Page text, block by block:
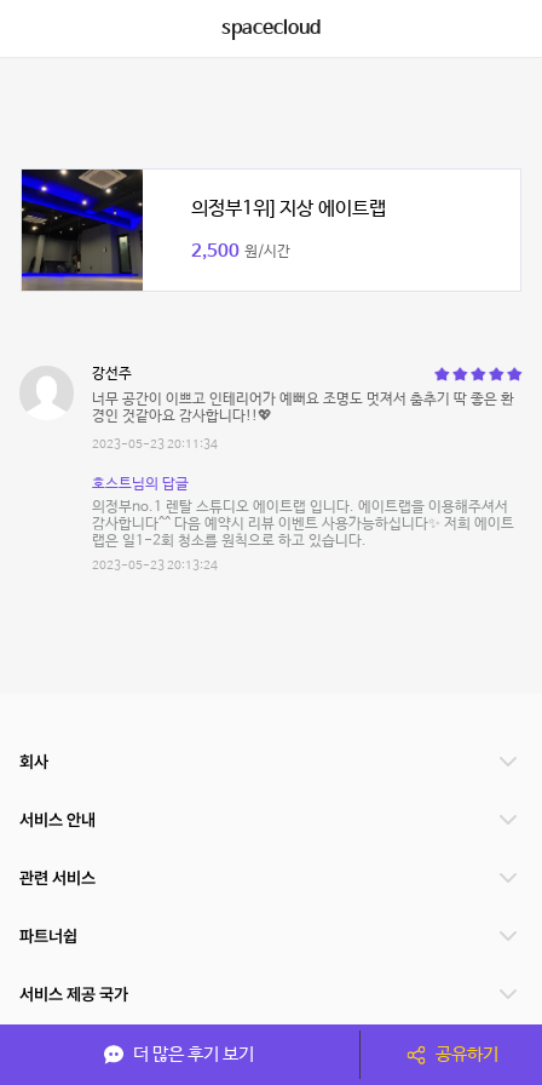
spacecloud
의정부1위] 지상 에이트랩
2,500 원/시간
강선주
너무 공간이 이쁘고 인테리어가 예뻐요 조명도 멋져서 춤추기 딱 좋은 환
경인 것같아요 감사합니다!!💖
2023-05-23 20:11:34
호스트님의 답글
의정부no.1 렌탈 스튜디오 에이트랩 입니다. 에이트랩을 이용해주셔서
감사합니다^^ 다음 예약시 리뷰 이벤트 사용가능하십니다✨ 저희 에이트
랩은 일1-2회 청소를 원칙으로 하고 있습니다.
2023-05-23 20:13:24
더 많은 후기 보기 공유하기
회사
서비스 안내
관련 서비스
파트너쉽
서비스 제공 국가